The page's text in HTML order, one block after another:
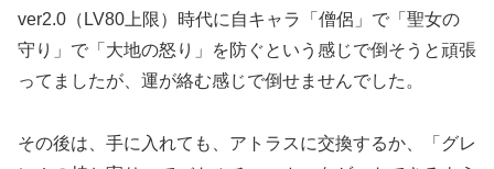
ver2.0（LV80上限）時代に自キャラ「僧侶」で「聖女の
守り」で「大地の怒り」を防ぐという感じで倒そうと頑張
ってましたが、運が絡む感じで倒せませんでした。
その後は、手に入れても、アトラスに交換するか、「グレ